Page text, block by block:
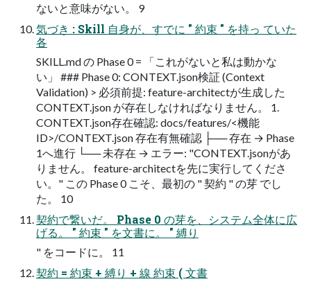
ないと意味がない。 9
気づき : Skill 自身が、すでに " 約束 " を持っ ていた
各
SKILL.md の Phase 0 = 「これがないと私は動かな
い」 ### Phase 0: CONTEXT.json検証 (Context
Validation) > 必須前提: feature-architectが生成した
CONTEXT.json が存在しなければなりません。 1.
CONTEXT.json存在確認: docs/features/<機能
ID>/CONTEXT.json 存在有無確認 ├── 存在 → Phase
1へ進行 └── 未存在 → エラー: "CONTEXT.jsonがあ
りません。 feature-architectを先に実行してくださ
い。" この Phase 0 こそ、最初の " 契約 " の芽 でし
た。 10
契約で繋いだ。 Phase 0 の芽を、システム全体に広
げる。 " 約束 " を文書に。 " 縛り
" をコードに。 11
契約 = 約束 + 縛り + 線 約束 ( 文書